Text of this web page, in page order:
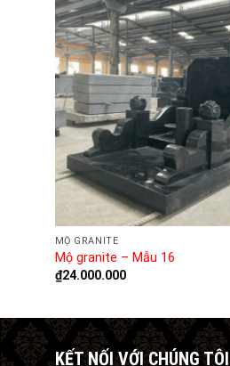
MỘ GRANITE
Mộ granite – Mẫu 16
₫24.000.000
KẾT NỐI VỚI CHÚNG TÔI